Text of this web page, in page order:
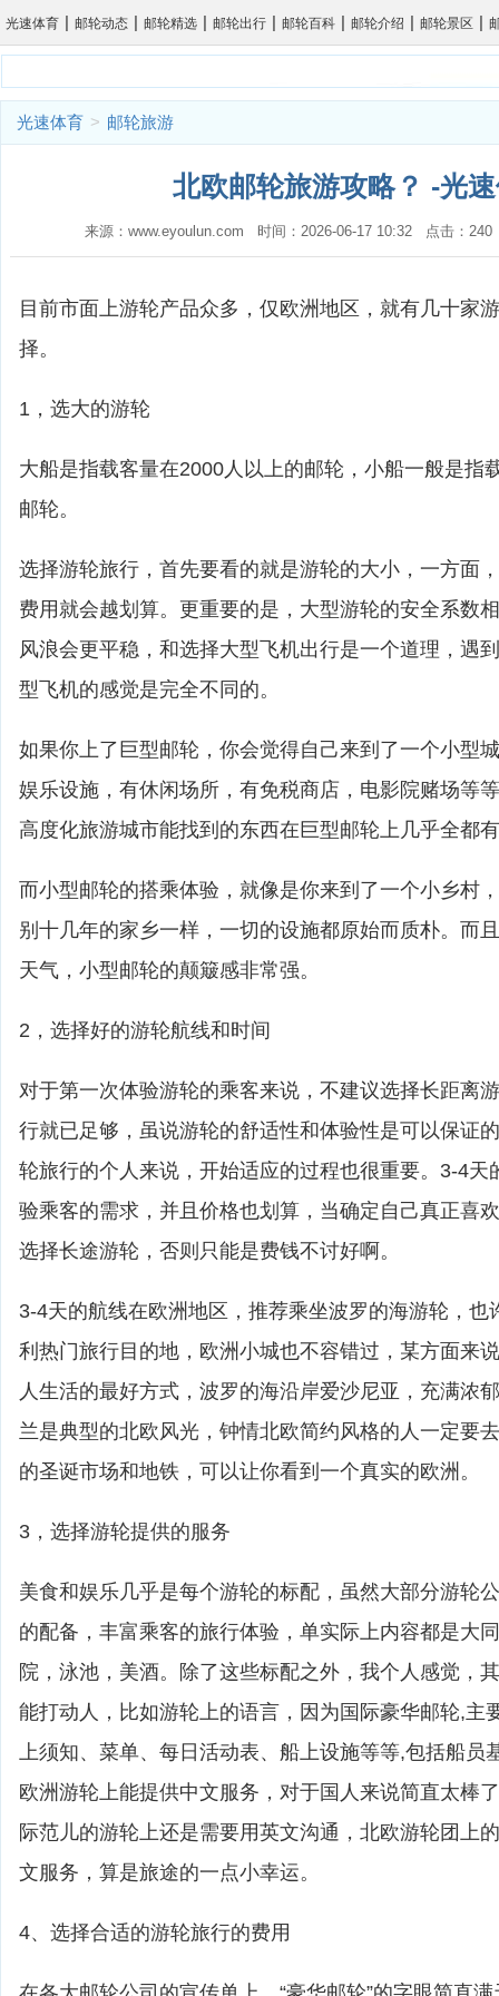
光速体育 | 邮轮动态 | 邮轮精选 | 邮轮出行 | 邮轮百科 | 邮轮介绍 | 邮轮景区 |
光速体育 > 邮轮旅游
北欧邮轮旅游攻略？ -光
来源：www.eyoulun.com 时间：2026-06-17 10:32 点击：
目前市面上游轮产品众多，仅欧洲地区，就有几十家
择。
1，选大的游轮
大船是指载客量在2000人以上的邮轮，小船一般是指
邮轮。
选择游轮旅行，首先要看的就是游轮的大小，一方面
费用就会越划算。更重要的是，大型游轮的安全系数
风浪会更平稳，和选择大型飞机出行是一个道理，遇
型飞机的感觉是完全不同的。
如果你上了巨型邮轮，你会觉得自己来到了一个小型
娱乐设施，有休闲场所，有免税商店，电影院赌场等
高度化旅游城市能找到的东西在巨型邮轮上几乎全都
而小型邮轮的搭乘体验，就像是你来到了一个小乡村
别十几年的家乡一样，一切的设施都原始而质朴。而
天气，小型邮轮的颠簸感非常强。
2，选择好的游轮航线和时间
对于第一次体验游轮的乘客来说，不建议选择长距离
行就已足够，虽说游轮的舒适性和体验性是可以保证
轮旅行的个人来说，开始适应的过程也很重要。3-4天
验乘客的需求，并且价格也划算，当确定自己真正喜
选择长途游轮，否则只能是费钱不讨好啊。
3-4天的航线在欧洲地区，推荐乘坐波罗的海游轮，也
利热门旅行目的地，欧洲小城也不容错过，某方面来
人生活的最好方式，波罗的海沿岸爱沙尼亚，充满浓
兰是典型的北欧风光，钟情北欧简约风格的人一定要
的圣诞市场和地铁，可以让你看到一个真实的欧洲。
3，选择游轮提供的服务
美食和娱乐几乎是每个游轮的标配，虽然大部分游轮
的配备，丰富乘客的旅行体验，单实际上内容都是大
院，泳池，美酒。除了这些标配之外，我个人感觉，
能打动人，比如游轮上的语言，因为国际豪华邮轮,主
上须知、菜单、每日活动表、船上设施等等,包括船员
欧洲游轮上能提供中文服务，对于国人来说简直太棒
际范儿的游轮上还是需要用英文沟通，北欧游轮团上
文服务，算是旅途的一点小幸运。
4、选择合适的游轮旅行的费用